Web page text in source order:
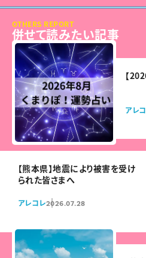
OTHERS REPORT
併せて読みたい記事
【
アレ
【熊本県】地震により被害を受け
られた皆さまへ
アレコレ2026.07.28